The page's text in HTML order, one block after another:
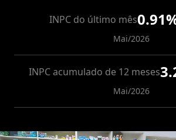
INPC do último mês0.91
Mai/2026
INPC acumulado de 12 meses
Mai/2026